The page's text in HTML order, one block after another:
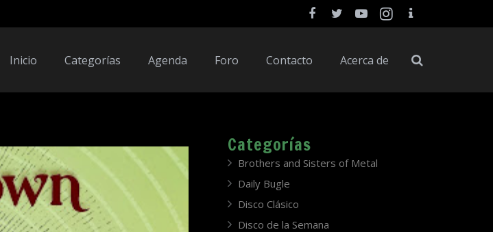
Inicio Categorías Agenda Foro Contacto Acerca de
Categorías
Brothers and Sisters of Metal
Daily Bugle
Disco Clásico
Disco de la Semana